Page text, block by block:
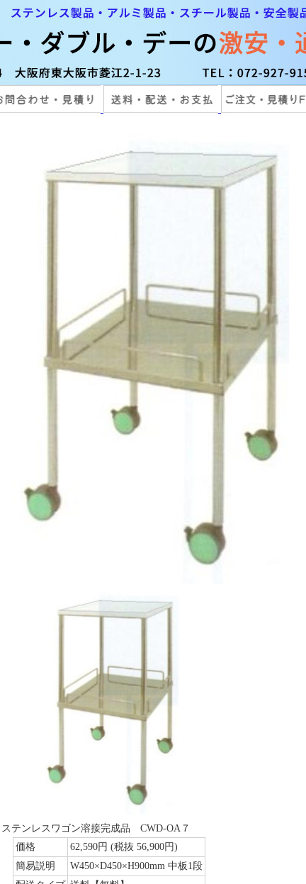
ステンレスワゴン溶接完成品 CWD-OA７
価格
62,590円 (税抜 56,900円)
簡易説明
W450×D450×H900mm 中板1段